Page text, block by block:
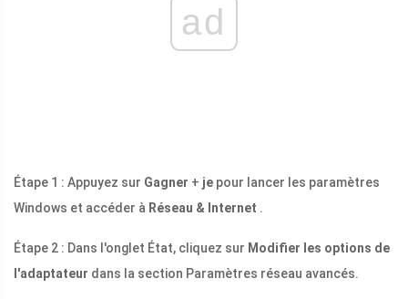
ad
Étape 1 : Appuyez sur Gagner + je pour lancer les paramètres
Windows et accéder à Réseau & Internet .
Étape 2 : Dans l'onglet État, cliquez sur Modifier les options de
l'adaptateur dans la section Paramètres réseau avancés.